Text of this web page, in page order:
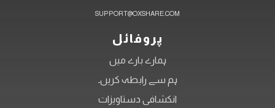
SUPPORT@OXSHARE.COM
پروفائل
ہمارے بارے میں
ہم سے رابطہ کریں۔
انکشافی دستاویزات